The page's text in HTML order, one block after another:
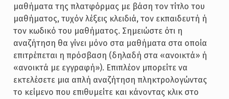
μαθήματα της πλατφόρμας με βάση τον τίτλο του
μαθήματος, τυχόν λέξεις κλειδιά, τον εκπαιδευτή ή
τον κωδικό του μαθήματος. Σημειώστε ότι η
αναζήτηση θα γίνει μόνο στα μαθήματα στα οποία
επιτρέπεται η πρόσβαση (δηλαδή στα «ανοικτά» ή
«ανοικτά με εγγραφή»). Επιπλέον μπορείτε να
εκτελέσετε μια απλή αναζήτηση πληκτρολογώντας
το κείμενο που επιθυμείτε και κάνοντας κλικ στο